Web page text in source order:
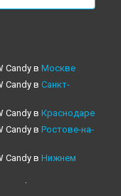
Candy в Москве
Candy в Санкт-
Candy в Краснодаре
Candy в Ростове-на-
Candy в Нижнем
в